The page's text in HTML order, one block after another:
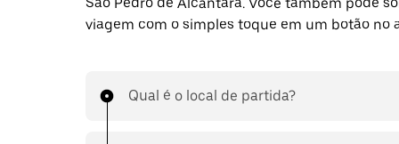
viagem com o simples toque em um botão no
Qual é o local de partida?